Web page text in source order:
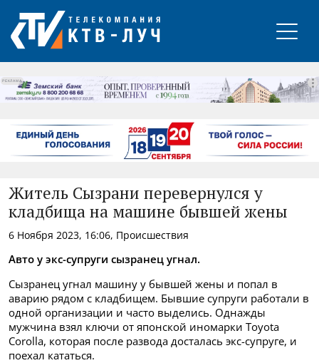
РЕКЛАМА
Житель Сызрани перевернулся у
кладбища на машине бывшей жены
6 Ноября 2023, 16:06, Происшествия
Авто у экс-супруги сызранец угнал.
Сызранец угнал машину у бывшей жены и попал в
аварию рядом с кладбищем. Бывшие супруги работали в
одной организации и часто выделись. Однажды
мужчина взял ключи от японской иномарки Toyota
Corolla, которая после развода досталась экс-супруге, и
поехал кататься.